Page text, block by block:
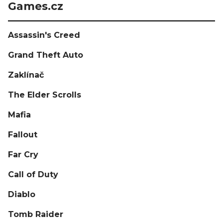
Games.cz
Assassin's Creed
Grand Theft Auto
Zaklínač
The Elder Scrolls
Mafia
Fallout
Far Cry
Call of Duty
Diablo
Tomb Raider